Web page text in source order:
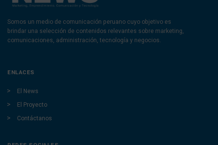
Somos un medio de comunicación peruano cuyo objetivo es
brindar una selección de contenidos relevantes sobre marketing,
comunicaciones, administración, tecnología y negocios.
ENLACES
El News
El Proyecto
Contáctanos